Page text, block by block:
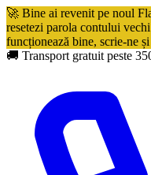
🚀 Bine ai revenit pe noul
resetezi parola contului
funcționează bine, scrie-ne
🚚 Transport gratuit peste